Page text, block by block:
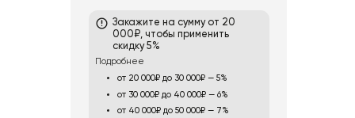
Закажите на сумму от 20
000₽, чтобы применить
скидку 5%
Подробнее
от 20 000₽ до 30 000₽ — 5%
от 30 000₽ до 40 000₽ — 6%
от 40 000₽ до 50 000₽ — 7%